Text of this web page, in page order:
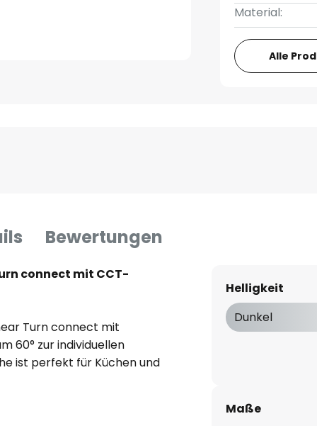
Material:
Alle
Bewertungen
connect mit CCT-
Turn connect mit
60° zur individuellen
ist perfekt für Küchen und
und Regalen und
durch einzelnes
Helligkeit
Dunkel
Maße